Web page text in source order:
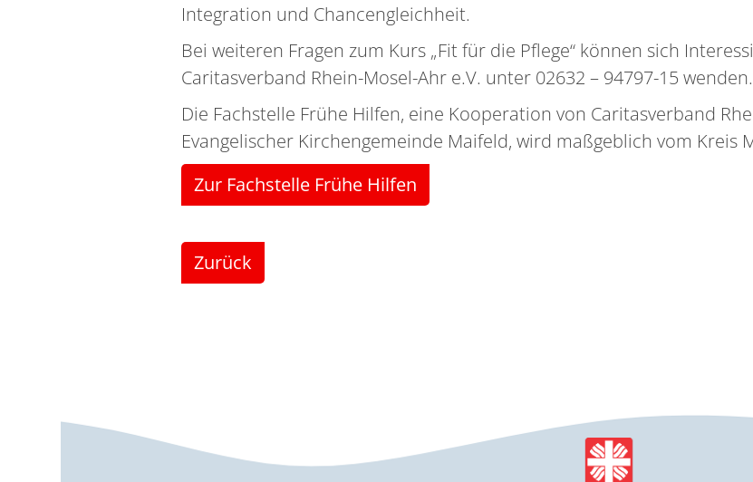
Integration und Chancengleichheit.
Bei weiteren Fragen zum Kurs „Fit für die Pflege“ können sich
Caritasverband Rhein-Mosel-Ahr e.V. unter 02632 – 94797-15 wenden.
Die Fachstelle Frühe Hilfen, eine Kooperation von Caritasverband
Evangelischer Kirchengemeinde Maifeld, wird maßgeblich vom Kreis
Zur Fachstelle Frühe Hilfen
Zurück